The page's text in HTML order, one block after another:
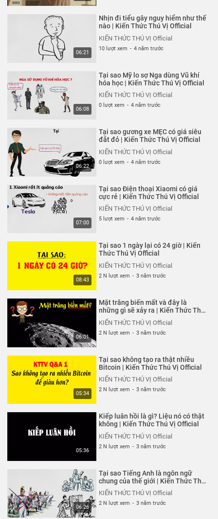
05:33
Nguyên lý hoạt động của Bom
Nguyên tử? - Giải thích siêu dễ
hiểu
KIẾN THỨC THÚ VỊ Official
7 N lượt xem - 5 năm trước
05:26
Việt Nam thật kỳ lạ
KIẾN THỨC THÚ VỊ Official
8 N lượt xem - 5 năm trước
05:28
Tại sao khi ngủ chúng ta lại mơ?
Giấc mơ là gì?
KIẾN THỨC THÚ VỊ Official
6 N lượt xem - 5 năm trước
04:58
Rượu làm chúng ta say như thế
nào? Hiểu rõ trong 5 phút
KIẾN THỨC THÚ VỊ Official
6 N lượt xem - 5 năm trước
05:45
Vén màn sự thật EduNetwork có
phải đa cấp lừa đảo?
KIẾN THỨC THÚ VỊ Official
6 N lượt xem - 5 năm trước
05:08
Tại sao cấm lô đề mà tổ chức
chơi xổ số?
KIẾN THỨC THÚ VỊ Official
6 N lượt xem - 5 năm trước
05:13
8 Điều để trở thành Chàng trai
chuẩn soái ca
KIẾN THỨC THÚ VỊ Official
6 N lượt xem - 5 năm trước
05:30
Tại sao uống Bò húc & Cà phê lại
bị mất ngủ?
KIẾN THỨC THÚ VỊ Official
6 N lượt xem - 5 năm trước
05:46
Cách phân biệt Dự án kiếm tiền
Đa cấp Lừa đảo cực dễ
KIẾN THỨC THÚ VỊ Official
6 N lượt xem - 5 năm trước
06:21
Nhịn đi tiểu gây nguy hiểm như thế
nào | Kiến Thức Thú Vị Official
KIẾN THỨC THÚ VỊ Official
10 lượt xem - 4 năm trước
06:08
Tại sao Mỹ lo sợ Nga dùng Vũ khí
hóa học | Kiến Thức Thú Vị Official
KIẾN THỨC THÚ VỊ Official
0 lượt xem - 4 năm trước
06:22
Tại sao gương xe MẸC có giá siêu
đắt đỏ | Kiến Thức Thú Vị Official
KIẾN THỨC THÚ VỊ Official
0 lượt xem - 4 năm trước
07:00
Tại sao Điện thoại Xiaomi có giá
cực rẻ | Kiến Thức Thú Vị Official
KIẾN THỨC THÚ VỊ Official
5 lượt xem - 4 năm trước
08:43
Tại sao 1 ngày lại có 24 giờ | Kiến
Thức Thú Vị Official
KIẾN THỨC THÚ VỊ Official
2 N lượt xem - 3 năm trước
06:01
Mặt trăng biến mất và đây là
những gì sẽ xảy ra | Kiến Thức Thú
Vị Official
KIẾN THỨC THÚ VỊ Official
2 N lượt xem - 3 năm trước
05:34
Tại sao không tạo ra thật nhiều
Bitcoin | Kiến Thức Thú Vị Official
KIẾN THỨC THÚ VỊ Official
2 N lượt xem - 3 năm trước
05:36
Kiếp luân hồi là gì? Liệu nó có thật
không | Kiến Thức Thú Vị Official
KIẾN THỨC THÚ VỊ Official
2 N lượt xem - 3 năm trước
06:26
Tại sao Tiếng Anh là ngôn ngữ
chung của thế giới | Kiến Thức Thú
Vị Official
KIẾN THỨC THÚ VỊ Official
2 N lượt xem - 3 năm trước